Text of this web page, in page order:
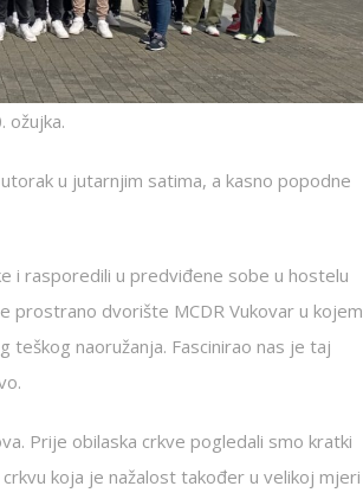
ožujka.
u jutarnjim satima, a kasno popodne
i rasporedili u predviđene sobe u hostelu
prostrano dvorište MCDR Vukovar u kojem
teškog naoružanja. Fascinirao nas je taj
Prije obilaska crkve pogledali smo kratki
koja je nažalost također u velikoj mjeri